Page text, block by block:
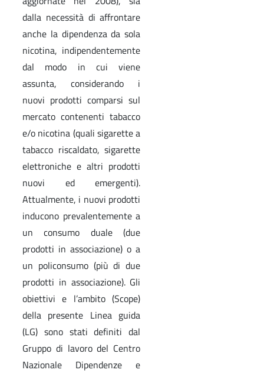
dalla necessità di affrontare
anche la dipendenza da sola
nicotina, indipendentemente
dal modo in cui viene
assunta, considerando i
nuovi prodotti comparsi sul
mercato contenenti tabacco
e/o nicotina (quali sigarette a
tabacco riscaldato, sigarette
elettroniche e altri prodotti
nuovi ed emergenti).
Attualmente, i nuovi prodotti
inducono prevalentemente a
un consumo duale (due
prodotti in associazione) o a
un policonsumo (più di due
prodotti in associazione). Gli
obiettivi e l’ambito (Scope)
della presente Linea guida
(LG) sono stati definiti dal
Gruppo di lavoro del Centro
Nazionale Dipendenze e